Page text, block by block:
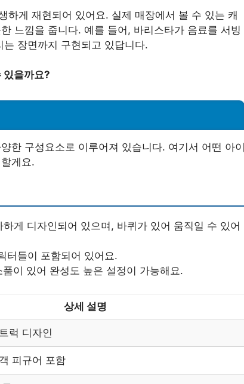
하게 재현되어 있어요. 실제 매장에서 볼 수 있는 캐
느낌을 줍니다. 예를 들어, 바리스타가 음료를 서빙
장면까지 구현되고 있답니다.
있을까요?
한 구성요소로 이루어져 있습니다. 여기서 어떤 아이
게요.
게 디자인되어 있으며, 바퀴가 있어 움직일 수 있어
터들이 포함되어 있어요.
이 있어 완성도 높은 설정이 가능해요.
상세 설명
럭 디자인
피규어 포함